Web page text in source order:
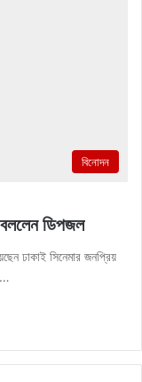
বিনোদন
বললেন ডিপজল
ঢাকাই সিনেমার জনপ্রিয়